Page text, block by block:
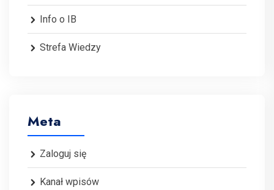
Info o IB
Strefa Wiedzy
Meta
Zaloguj się
Kanał wpisów